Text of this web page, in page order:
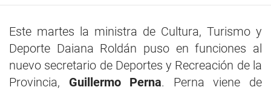
Este martes la ministra de Cultura, Turismo y
Deporte Daiana Roldán puso en funciones al
nuevo secretario de Deportes y Recreación de la
Provincia, Guillermo Perna. Perna viene de